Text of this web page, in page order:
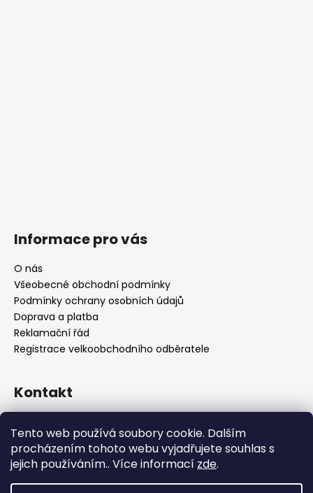
Tento web používá soubory cookie. Dalším
procházením tohoto webu vyjadřujete souhlas s
jejich používáním.. Více informací zde.
Informace pro vás
O nás
Všeobecné obchodní podmínky
Podmínky ochrany osobních údajů
Doprava a platba
Reklamační řád
Registrace velkoobchodního odběratele
Kontakt
+420222744000